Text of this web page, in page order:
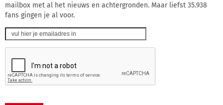
mailbox met al het nieuws en achtergronden. Maar liefst 35.938
fans gingen je al voor.